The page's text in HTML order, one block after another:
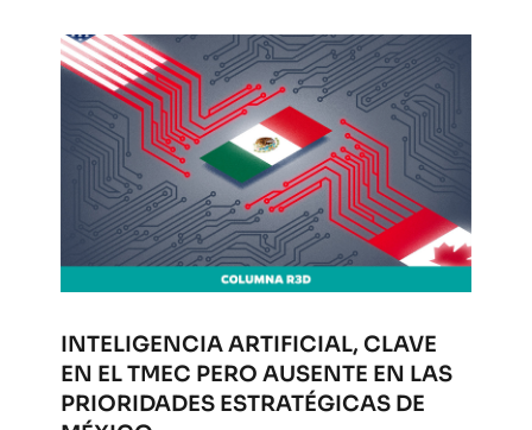
INTELIGENCIA ARTIFICIAL, CLAVE
EN EL TMEC PERO AUSENTE EN LAS
PRIORIDADES ESTRATÉGICAS DE